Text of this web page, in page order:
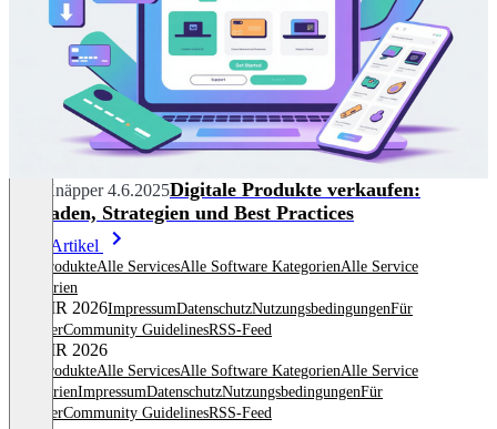
Nils Knäpper 4.6.2025Digitale Produkte verkaufen:
Leitfaden, Strategien und Best Practices
Mehr Artikel
Alle ProdukteAlle ServicesAlle Software KategorienAlle Service
Kategorien
© OMR 2026ImpressumDatenschutzNutzungsbedingungenFür
AnbieterCommunity GuidelinesRSS-Feed
© OMR 2026
Alle ProdukteAlle ServicesAlle Software KategorienAlle Service
KategorienImpressumDatenschutzNutzungsbedingungenFür
AnbieterCommunity GuidelinesRSS-Feed